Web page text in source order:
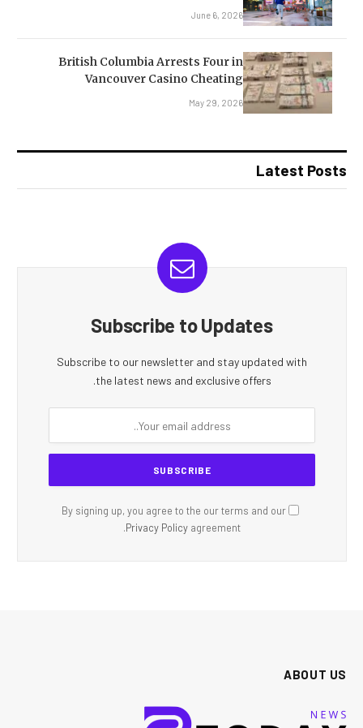
June 6, 2026
British Columbia Arrests Four in
Vancouver Casino Cheating
May 29, 2026
Latest Posts
Subscribe to Updates
Subscribe to our newsletter and stay updated with
the latest news and exclusive offers.
By signing up, you agree to the our terms and our
Privacy Policy agreement.
ABOUT US